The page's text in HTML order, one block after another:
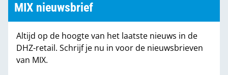
Partners
MIX nieuwsbrief
Altijd op de hoogte van het laatste nieuws in de
DHZ-retail. Schrijf je nu in voor de nieuwsbrieven
van MIX.